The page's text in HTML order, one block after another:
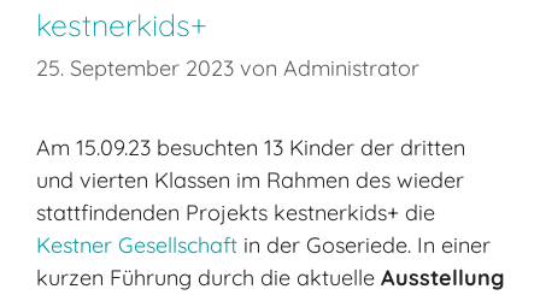
kestnerkids+
25. September 2023 von Administrator
Am 15.09.23 besuchten 13 Kinder der dritten
und vierten Klassen im Rahmen des wieder
stattfindenden Projekts kestnerkids+ die
Kestner Gesellschaft in der Goseriede. In einer
kurzen Führung durch die aktuelle Ausstellung